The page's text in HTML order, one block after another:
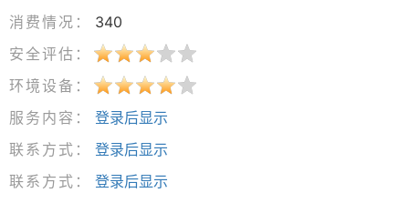
消费情况：
340
安全评估：
环境设备：
服务内容：
登录后显示
联系方式：
登录后显示
联系方式：
登录后显示